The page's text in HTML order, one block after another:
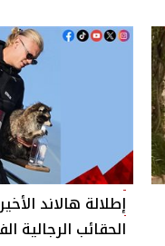
إطلالة هالاند
الحقائب الرجالية